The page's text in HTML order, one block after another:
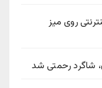
روی میز
شاگرد رحمتی شد